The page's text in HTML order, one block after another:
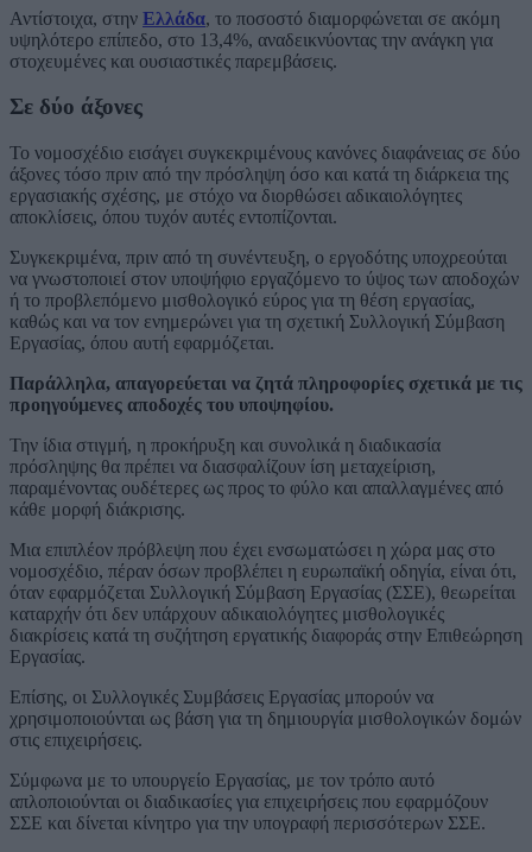
Αντίστοιχα, στην Ελλάδα, το ποσοστό διαμορφώνεται σε ακόμη
υψηλότερο επίπεδο, στο 13,4%, αναδεικνύοντας την ανάγκη για
στοχευμένες και ουσιαστικές παρεμβάσεις.
Σε δύο άξονες
Το νομοσχέδιο εισάγει συγκεκριμένους κανόνες διαφάνειας σε δύο
άξονες τόσο πριν από την πρόσληψη όσο και κατά τη διάρκεια της
εργασιακής σχέσης, με στόχο να διορθώσει αδικαιολόγητες
αποκλίσεις, όπου τυχόν αυτές εντοπίζονται.
Συγκεκριμένα, πριν από τη συνέντευξη, ο εργοδότης υποχρεούται
να γνωστοποιεί στον υποψήφιο εργαζόμενο το ύψος των αποδοχών
ή το προβλεπόμενο μισθολογικό εύρος για τη θέση εργασίας,
καθώς και να τον ενημερώνει για τη σχετική Συλλογική Σύμβαση
Εργασίας, όπου αυτή εφαρμόζεται.
Παράλληλα, απαγορεύεται να ζητά πληροφορίες σχετικά με τις
προηγούμενες αποδοχές του υποψηφίου.
Την ίδια στιγμή, η προκήρυξη και συνολικά η διαδικασία
πρόσληψης θα πρέπει να διασφαλίζουν ίση μεταχείριση,
παραμένοντας ουδέτερες ως προς το φύλο και απαλλαγμένες από
κάθε μορφή διάκρισης.
Μια επιπλέον πρόβλεψη που έχει ενσωματώσει η χώρα μας στο
νομοσχέδιο, πέραν όσων προβλέπει η ευρωπαϊκή οδηγία, είναι ότι,
όταν εφαρμόζεται Συλλογική Σύμβαση Εργασίας (ΣΣΕ), θεωρείται
καταρχήν ότι δεν υπάρχουν αδικαιολόγητες μισθολογικές
διακρίσεις κατά τη συζήτηση εργατικής διαφοράς στην Επιθεώρηση
Εργασίας.
Επίσης, οι Συλλογικές Συμβάσεις Εργασίας μπορούν να
χρησιμοποιούνται ως βάση για τη δημιουργία μισθολογικών δομών
στις επιχειρήσεις.
Σύμφωνα με το υπουργείο Εργασίας, με τον τρόπο αυτό
απλοποιούνται οι διαδικασίες για επιχειρήσεις που εφαρμόζουν
ΣΣΕ και δίνεται κίνητρο για την υπογραφή περισσότερων ΣΣΕ.